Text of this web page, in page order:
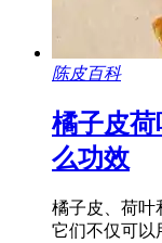
陈皮百科
橘子皮
么功效
橘子皮、荷叶
它们不仅可以